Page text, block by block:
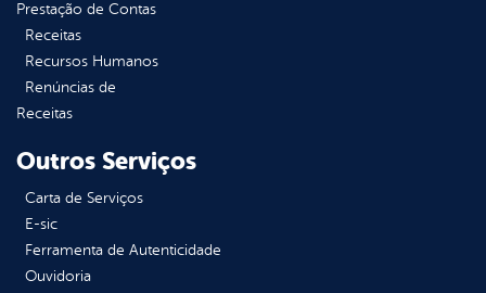
Prestação de Contas
Receitas
Recursos Humanos
Renúncias de
Receitas
Outros Serviços
Carta de Serviços
E-sic
Ferramenta de Autenticidade
Ouvidoria